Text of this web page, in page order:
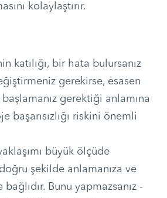
kolaylaştırır.
katılığı, bir hata bulursanız
gerekirse, esasen
gerektiği anlamına
başarısızlığı riskini önemli
büyük ölçüde
şekilde anlamanıza ve
Bunu yapmazsanız -